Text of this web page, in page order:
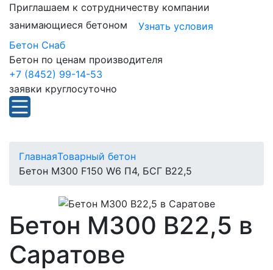
Приглашаем к сотрудничеству компании
занимающиеся бетоном
Узнать условия
Бетон Снаб
Бетон по ценам производителя
+7 (8452) 99-14-53
заявки круглосуточно
ГлавнаяТоварный бетон
Бетон М300 F150 W6 П4, БСГ В22,5
Бетон М300 В22,5 в
Саратове